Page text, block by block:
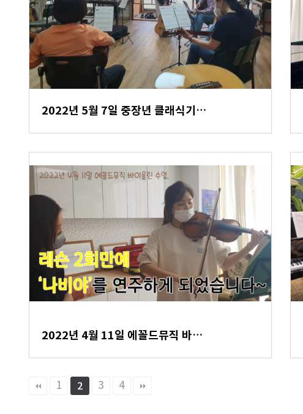
2022년 5월 7일 중장년 클래식기…
2022년 4월 11일 에꼴드뮤직 바…
1 2 3 4